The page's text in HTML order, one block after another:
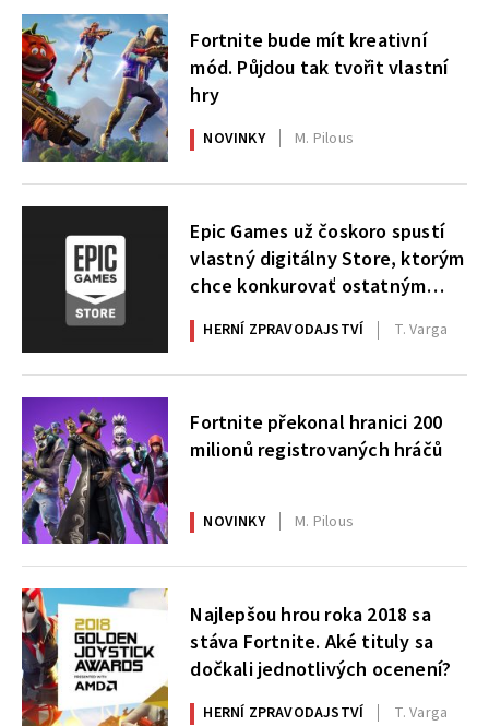
Fortnite bude mít kreativní
mód. Půjdou tak tvořit vlastní
hry
NOVINKY M. Pilous
Epic Games už čoskoro spustí
vlastný digitálny Store, ktorým
chce konkurovať ostatným
službám
HERNÍ ZPRAVODAJSTVÍ T. Varga
Fortnite překonal hranici 200
milionů registrovaných hráčů
NOVINKY M. Pilous
Najlepšou hrou roka 2018 sa
stáva Fortnite. Aké tituly sa
dočkali jednotlivých ocenení?
HERNÍ ZPRAVODAJSTVÍ T. Varga